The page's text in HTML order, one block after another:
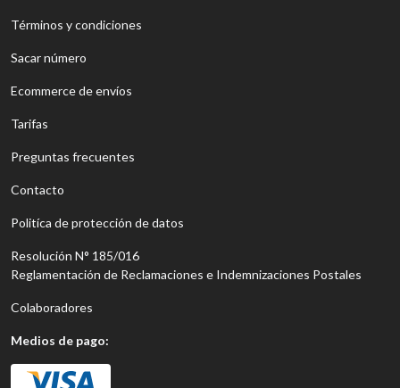
Términos y condiciones
Sacar número
Ecommerce de envíos
Tarifas
Preguntas frecuentes
Contacto
Politíca de protección de datos
Resolución N° 185/016
Reglamentación de Reclamaciones e Indemnizaciones Postales
Colaboradores
Medios de pago: